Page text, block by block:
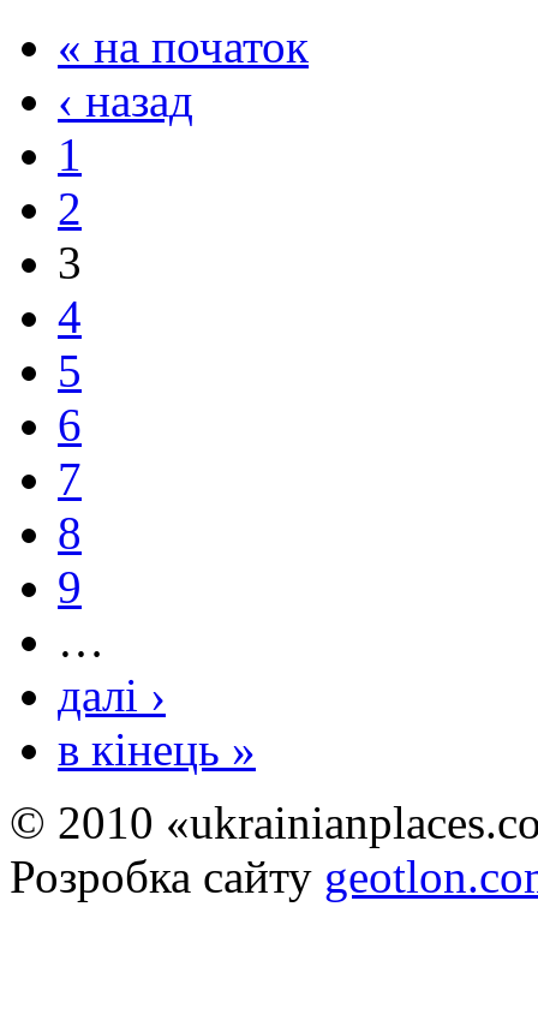
« на початок
‹ назад
1
2
3
4
5
6
7
8
9
…
далі ›
в кінець »
© 2010
Розробка сайту